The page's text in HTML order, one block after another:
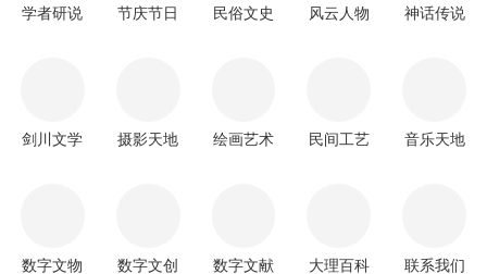
学者研说 节庆节日 民俗文史 风云人物 神话传说
剑川文学 摄影天地 绘画艺术 民间工艺 音乐天地
数字文物 数字文创 数字文献 大理百科 联系我们